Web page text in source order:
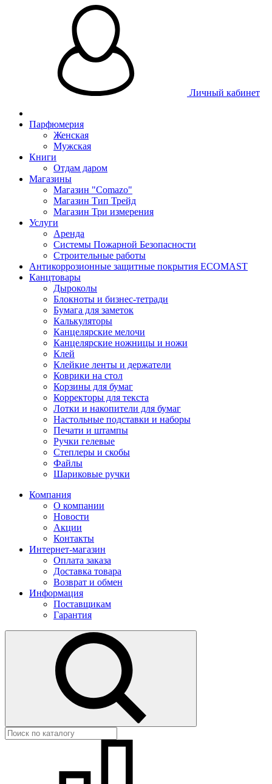
Личный кабинет
Парфюмерия
Женская
Мужская
Книги
Отдам даром
Магазины
Магазин "Comazo"
Магазин Тип Трейд
Магазин Три измерения
Услуги
Аренда
Системы Пожарной Безопасности
Строительные работы
Антикоррозионные защитные покрытия ECOMAST
Канцтовары
Дыроколы
Блокноты и бизнес-тетради
Бумага для заметок
Калькуляторы
Канцелярские мелочи
Канцелярские ножницы и ножи
Клей
Клейкие ленты и держатели
Коврики на стол
Корзины для бумаг
Корректоры для текста
Лотки и накопители для бумаг
Настольные подставки и наборы
Печати и штампы
Ручки гелевые
Степлеры и скобы
Файлы
Шариковые ручки
Компания
О компании
Новости
Акции
Контакты
Интернет-магазин
Оплата заказа
Доставка товара
Возврат и обмен
Информация
Поставщикам
Гарантия